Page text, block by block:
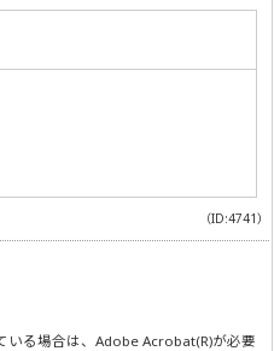
（ID:4741）
いる場合は、Adobe Acrobat(R)が必要